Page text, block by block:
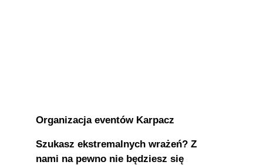
Organizacja eventów Karpacz
Szukasz ekstremalnych wrażeń? Z
nami na pewno nie będziesz się